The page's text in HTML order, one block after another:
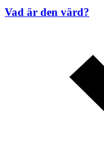
Vad är den värd?